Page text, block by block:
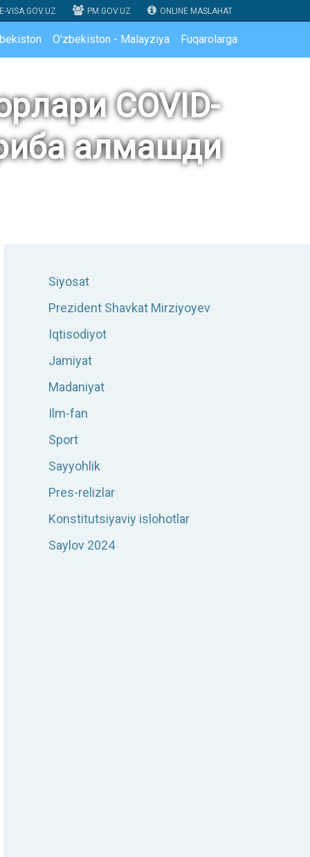
E-VISA.GOV.UZ PM.GOV.UZ ONLINE MASLAHAT
O'zbekiston - Malayziya Fuqarolarga
COVID-
алмашди
Siyosat
Prezident Shavkat Mirziyoyev
Iqtisodiyot
Jamiyat
Madaniyat
Ilm-fan
Sport
Sayyohlik
Pres-relizlar
Konstitutsiyaviy islohotlar
Saylov 2024